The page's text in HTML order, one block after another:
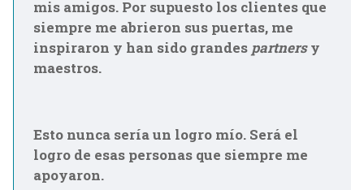
mis amigos. Por supuesto los clientes que
siempre me abrieron sus puertas, me
inspiraron y han sido grandes partnersy
maestros.
Esto nunca sería un logro mío. Será el
logro de esas personas que siempre me
apoyaron.